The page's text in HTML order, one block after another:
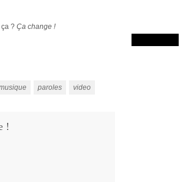
? Ça change !
paroles video
!